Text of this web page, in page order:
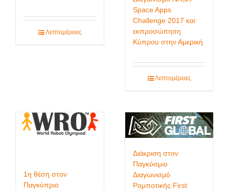
Λεπτομέρειες
Space Apps
Challenge 2017 και
εκπροσώπηση
Κύπρου στην Αμερική
Λεπτομέρειες
1η θέση στον
Παγκύπριο
Διάκριση στον
Παγκόσμιο
Διαγωνισμό
Ρομποτικής First